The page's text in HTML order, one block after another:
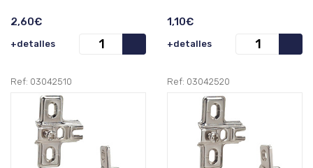
2,60€
+detalles
1,10€
+detalles
Ref: 03042510 Ref: 03042520